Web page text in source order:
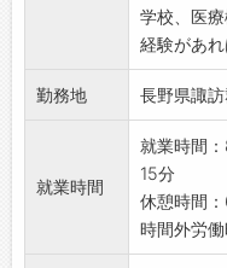
学校、医
経験があ
勤務地 長野県諏
就業時間
就業時間
15分
休憩時間
時間外労